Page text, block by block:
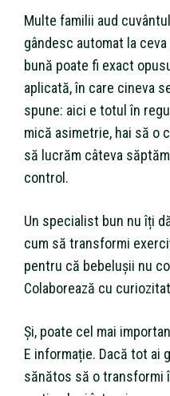
Multe familii aud
gândesc automat la
bună poate fi exact
aplicată, în care cineva
spune: aici e totul în
mică asimetrie, hai să o
să lucrăm câteva
control.
Un specialist bun nu îți
cum să transformi
pentru că bebelușii nu
Colaborează cu
Și, poate cel mai
E informație. Dacă tot ai
sănătos să o transformi